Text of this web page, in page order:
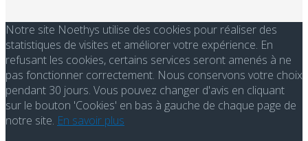
Notre site Noethys utilise des cookies pour réaliser des
statistiques de visites et améliorer votre expérience. En
refusant les cookies, certains services seront amenés à ne
pas fonctionner correctement. Nous conservons votre choix
pendant 30 jours. Vous pouvez changer d'avis en cliquant
sur le bouton 'Cookies' en bas à gauche de chaque page de
notre site. En savoir plus